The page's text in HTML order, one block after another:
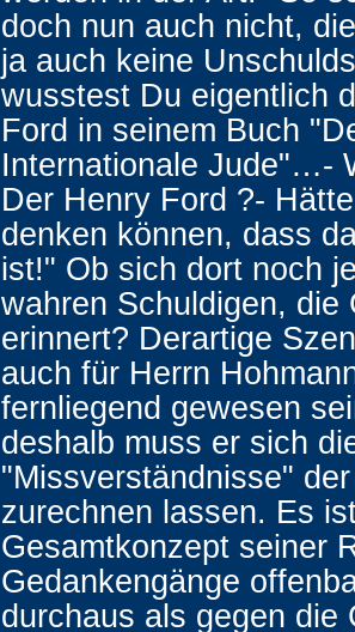
doch nun auch nicht,
ja auch keine
wusstest Du eigentlich
Ford in seinem Buch
Internationale Jude"…-
Der Henry Ford ?-
denken können, dass
ist!" Ob sich dort noch
wahren Schuldigen, die
erinnert? Derartige
auch für Herrn
fernliegend gewesen
deshalb muss er sich
"Missverständnisse"
zurechnen lassen. Es
Gesamtkonzept seiner
Gedankengänge
durchaus als gegen die